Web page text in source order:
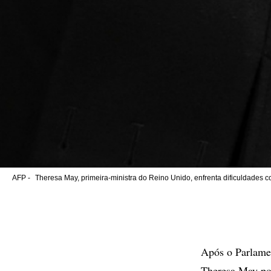
AFP - Theresa May, primeira-ministra do Reino Unido, enfrenta dificuldades
Após o